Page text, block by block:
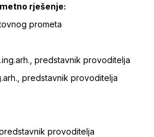
rješenje:
prometa
predstavnik provoditelja
predstavnik provoditelja
provoditelja